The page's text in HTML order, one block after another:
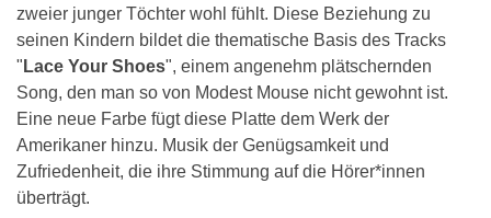
zweier junger Töchter wohl fühlt. Diese Beziehung zu
seinen Kindern bildet die thematische Basis des Tracks
" Lace Your Shoes", einem angenehm plätschernden
Song, den man so von Modest Mouse nicht gewohnt ist.
Eine neue Farbe fügt diese Platte dem Werk der
Amerikaner hinzu. Musik der Genügsamkeit und
Zufriedenheit, die ihre Stimmung auf die Hörer*innen
überträgt.